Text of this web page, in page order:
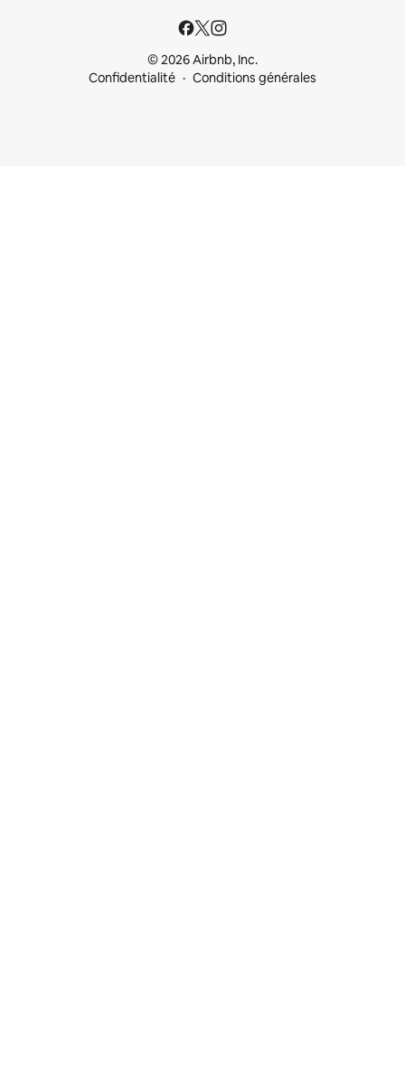
© 2026 Airbnb, Inc.
Confidentialité
Conditions générales